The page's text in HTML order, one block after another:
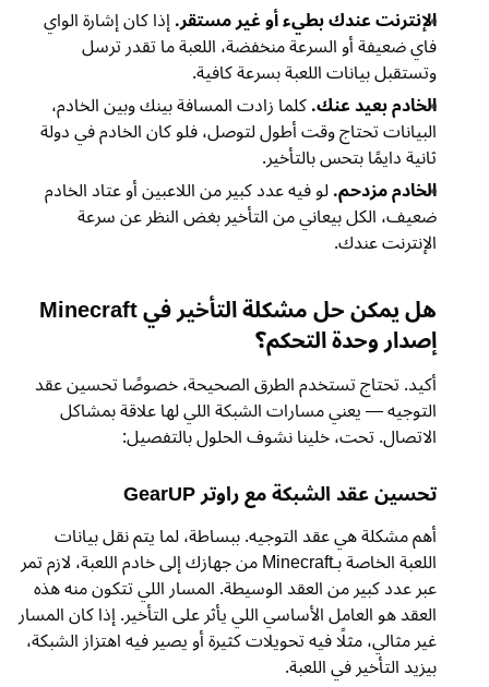
الإنترنت عندك بطيء أو غير مستقر.إذا كان إشارة الواي
فاي ضعيفة أو السرعة منخفضة، اللعبة ما تقدر ترسل
وتستقبل بيانات اللعبة بسرعة كافية.
الخادم بعيد عنك.كلما زادت المسافة بينك وبين الخادم،
البيانات تحتاج وقت أطول لتوصل، فلو كان الخادم في دولة
ثانية دايمًا بتحس بالتأخير.
الخادم مزدحم.لو فيه عدد كبير من اللاعبين أو عتاد الخادم
ضعيف، الكل بيعاني من التأخير بغض النظر عن سرعة
الإنترنت عندك.
هل يمكن حل مشكلة التأخير في Minecraft
إصدار وحدة التحكم؟
أكيد. تحتاج تستخدم الطرق الصحيحة، خصوصًا تحسين عقد
التوجيه — يعني مسارات الشبكة اللي لها علاقة بمشاكل
الاتصال. تحت، خلينا نشوف الحلول بالتفصيل:
تحسين عقد الشبكة مع راوتر GearUP
أهم مشكلة هي عقد التوجيه. ببساطة، لما يتم نقل بيانات
اللعبة الخاصة بـMinecraft من جهازك إلى خادم اللعبة، لازم تمر
عبر عدد كبير من العقد الوسيطة. المسار اللي تتكون منه هذه
العقد هو العامل الأساسي اللي يأثر على التأخير. إذا كان المسار
غير مثالي، مثلًا فيه تحويلات كثيرة أو يصير فيه اهتزاز الشبكة،
بيزيد التأخير في اللعبة.